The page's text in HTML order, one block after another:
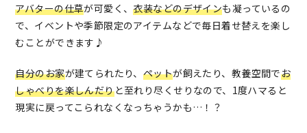
アバターの仕草が可愛く、衣装などのデザインも凝っているの
で、イベントや季節限定のアイテムなどで毎日着せ替えを楽し
むことができます♪
自分のお家が建てられたり、 ペットが飼えたり、教養空間でお
しゃべりを楽しんだりと至れり尽くせりなので、1度ハマると
現実に戻ってこられなくなっちゃうかも…！？